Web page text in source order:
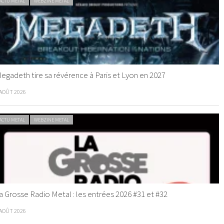
tire sa révérence à Paris et Lyon en 2027
2026
METAL WEBZINE METAL
Grosse Radio Metal : les entrées 2026 #31 et #32
2026